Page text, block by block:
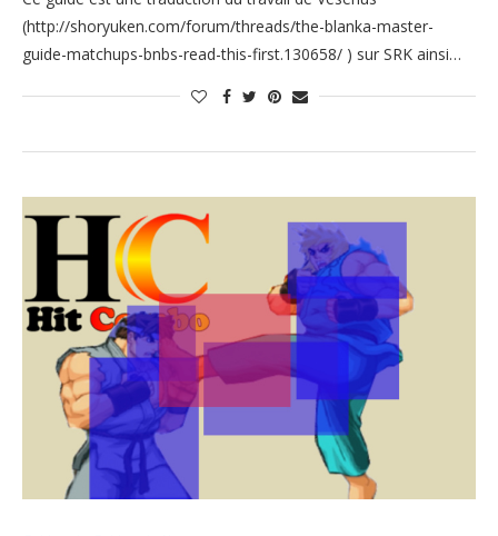
(http://shoryuken.com/forum/threads/the-blanka-master-
guide-matchups-bnbs-read-this-first.130658/ ) sur SRK ainsi…